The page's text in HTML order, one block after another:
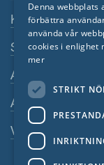
Kontakta
Sekretesspolicy
Avtryck
Allmänna villkor
Denna webbplats
förbättra
använda vår
cookies i enlighet
mer
STRIKT